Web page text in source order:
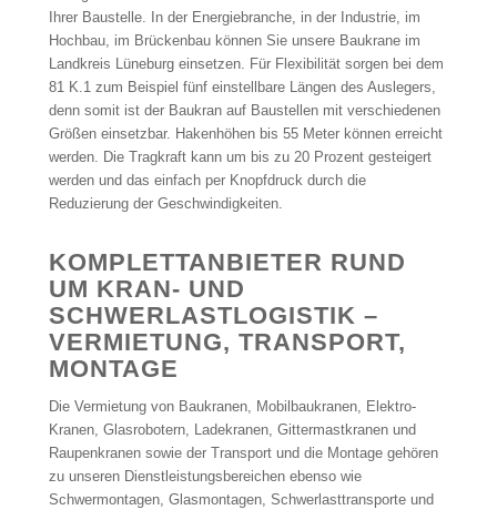
Ihrer Baustelle. In der Energiebranche, in der Industrie, im
Hochbau, im Brückenbau können Sie unsere Baukrane im
Landkreis Lüneburg einsetzen. Für Flexibilität sorgen bei dem
81 K.1 zum Beispiel fünf einstellbare Längen des Auslegers,
denn somit ist der Baukran auf Baustellen mit verschiedenen
Größen einsetzbar. Hakenhöhen bis 55 Meter können erreicht
werden. Die Tragkraft kann um bis zu 20 Prozent gesteigert
werden und das einfach per Knopfdruck durch die
Reduzierung der Geschwindigkeiten.
KOMPLETTANBIETER RUND
UM KRAN- UND
SCHWERLASTLOGISTIK –
VERMIETUNG, TRANSPORT,
MONTAGE
Die Vermietung von Baukranen, Mobilbaukranen, Elektro-
Kranen, Glasrobotern, Ladekranen, Gittermastkranen und
Raupenkranen sowie der Transport und die Montage gehören
zu unseren Dienstleistungsbereichen ebenso wie
Schwermontagen, Glasmontagen, Schwerlasttransporte und